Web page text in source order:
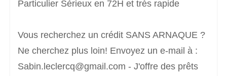
Particulier Sérieux en 72H et très rapide
Vous recherchez un crédit SANS ARNAQUE ?
Ne cherchez plus loin! Envoyez un e-mail à :
Sabin.leclercq@gmail.com - J'offre des prêts